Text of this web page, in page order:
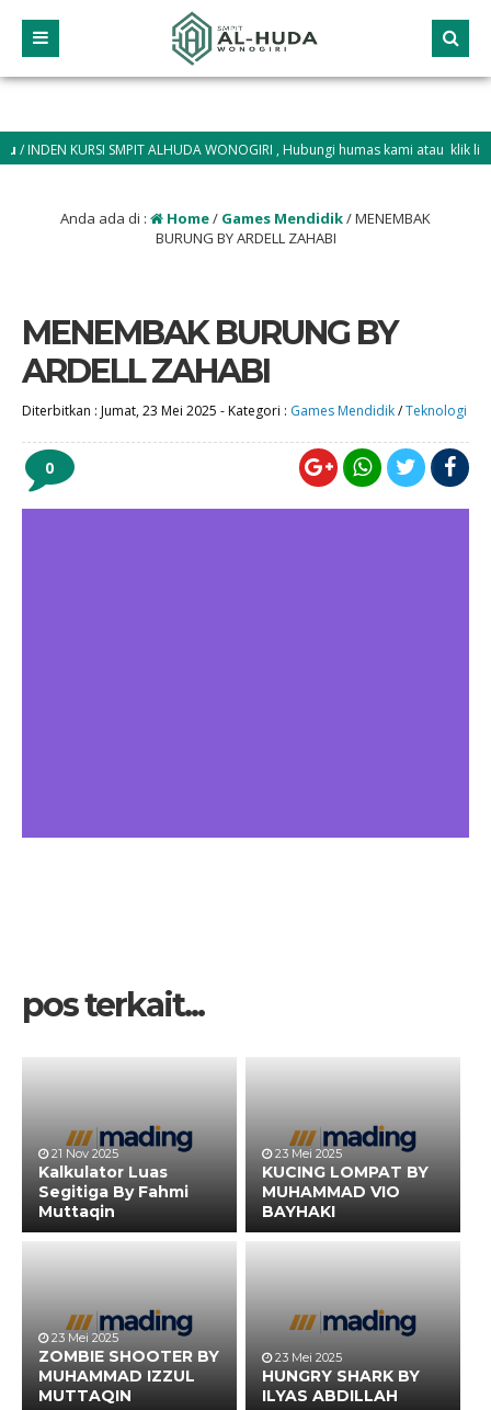
INDEN KURSI SMPIT ALHUDA WONOGIRI , Hubungi humas kami atau klik link
Anda ada di : Home/ Games Mendidik/MENEMBAK
BURUNG BY ARDELL ZAHABI
MENEMBAK BURUNG BY
ARDELL ZAHABI
Diterbitkan : Jumat, 23 Mei 2025 -Kategori : Games Mendidik/Teknologi
0
pos terkait...
21 Nov 2025
Kalkulator Luas
Segitiga By Fahmi
Muttaqin
23 Mei 2025
KUCING LOMPAT BY
MUHAMMAD VIO
BAYHAKI
23 Mei 2025
ZOMBIE SHOOTER BY
MUHAMMAD IZZUL
MUTTAQIN
23 Mei 2025
HUNGRY SHARK BY
ILYAS ABDILLAH